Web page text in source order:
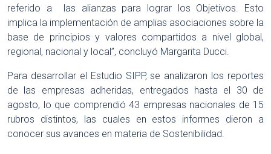
referido a las alianzas para lograr los Objetivos. Esto
implica la implementación de amplias asociaciones sobre la
base de principios y valores compartidos a nivel global,
regional, nacional y local”, concluyó Margarita Ducci.
Para desarrollar el Estudio SIPP, se analizaron los reportes
de las empresas adheridas, entregados hasta el 30 de
agosto, lo que comprendió 43 empresas nacionales de 15
rubros distintos, las cuales en estos informes dieron a
conocer sus avances en materia de Sostenibilidad.